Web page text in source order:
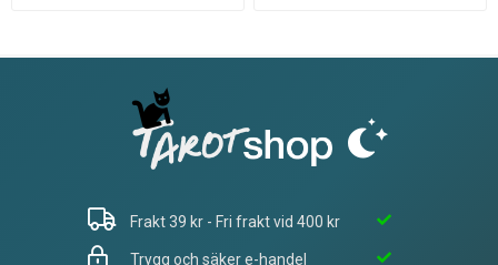
Frakt 39 kr - Fri frakt vid 400 kr
Trygg och säker e-handel